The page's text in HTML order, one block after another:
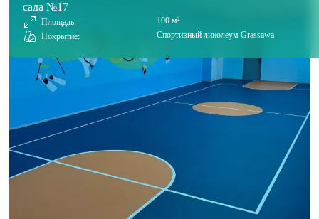
сада №17
Площадь:
100 м²
Покрытие:
Спортивный линолеум Grassawa